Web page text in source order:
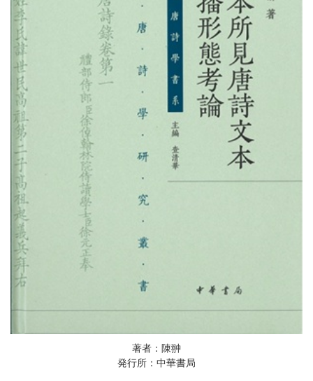
著者：陳翀
発行所：中華書局